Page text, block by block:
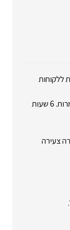
ללקוחות
ללא ימי שישי, העבודה בימים א' -ה' במשמרות. 6 שעות
צעירה